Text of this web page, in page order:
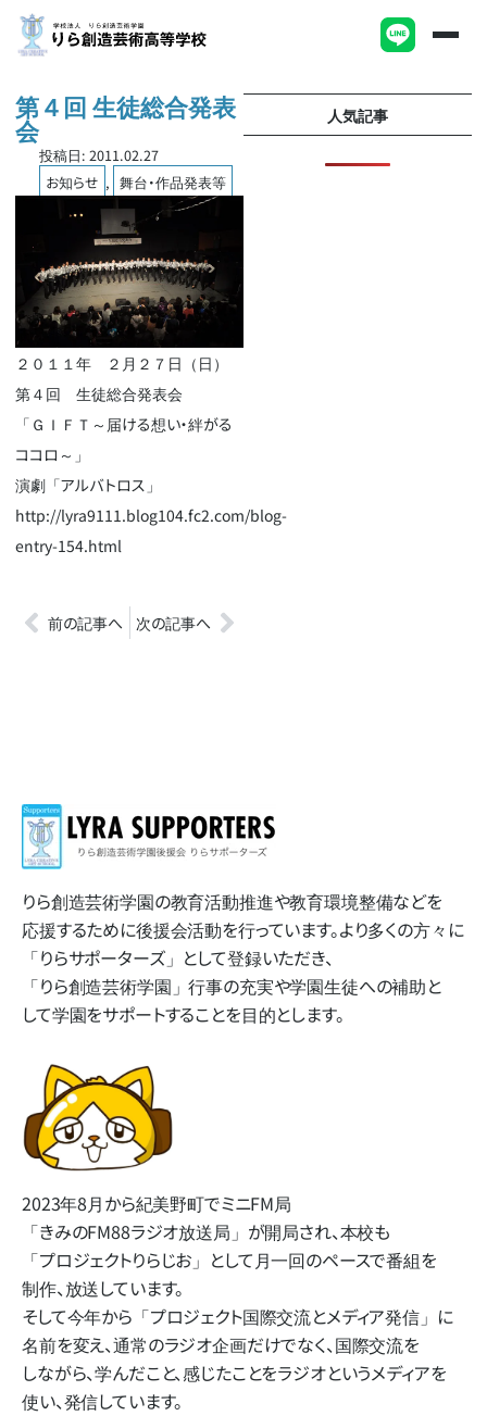
第４回 生徒総合発表
会
投稿日: 2011.02.27
お知らせ , 舞台・作品発表等
２０１１年 ２月２７日（日）
第４回 生徒総合発表会
「ＧＩＦＴ～届ける想い・絆がる
ココロ～」
演劇「アルバトロス」
http://lyra9111.blog104.fc2.com/blog-
entry-154.html
前の記事へ 次の記事へ
人気記事
りら創造芸術学園の​教育活動推進や​教育環境整備などを​
応援する​ために​後援会活動を​行っています。​より​多くの​方​々に​
「りらサポーターズ」と​して​登録いただき、​
「りら創造芸術学園」​行事の​充実や​学園生徒への​補助と​
して​学園を​サポートする​ことを​目的とします。
2023年8月から​紀美野町で​ミニFM局​
「きみのFM88ラジオ放送局」 が​開局され、​本校も​
「プロジェクトりらじお」と​して​月一回の​ペースで​番組を​
制作、​放送しています。
そして​今年から​「プロジェクト国際交流と​メディア発信」に​
名前を​変え、​通常の​ラジオ企画だけでなく、​国際交流を​
しながら、​学んだ​こと、​感じた​ことを​ラジオと​いう​メディアを​
使い、​発信しています。